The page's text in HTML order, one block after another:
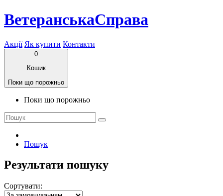
ВетеранськаСправа
Акції Як купити Контакти
0
Кошик
Поки що порожньо
Поки що порожньо
Пошук
Результати пошуку
Сортувати: